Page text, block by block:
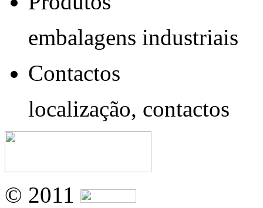
embalagens industriais
Contactos
localização, contactos
© 2011